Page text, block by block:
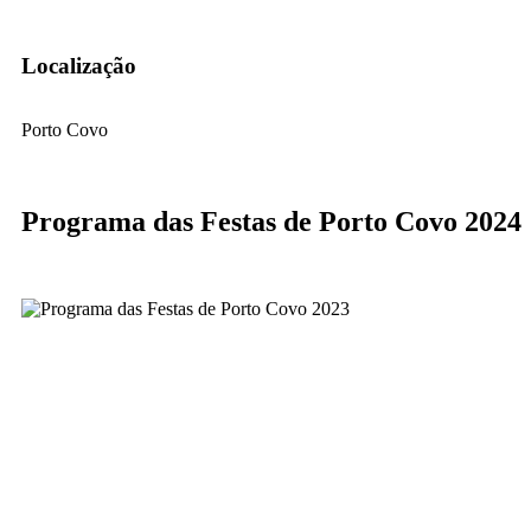
Localização
Porto Covo
Programa das Festas de Porto Covo 2024